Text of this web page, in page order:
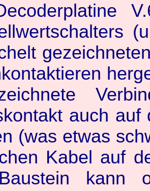
auch auf
(was etwas
Kabel auf
kann